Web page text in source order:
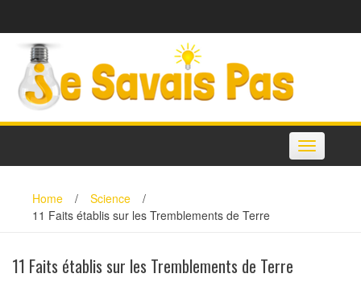
Toggle
navigation
Home / Science
/
11 Faits établis sur les Tremblements de Terre
11 Faits établis sur les Tremblements de Terre